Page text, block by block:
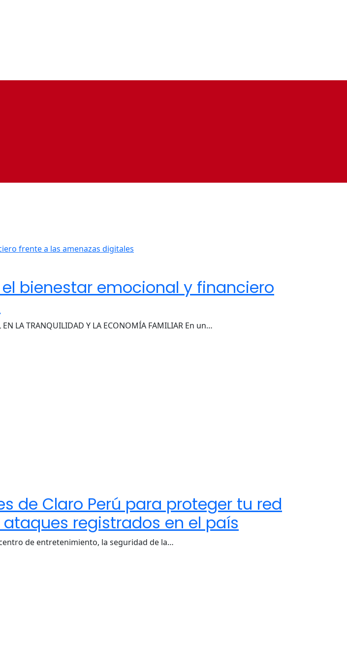
bienestar emocional y financiero
EN LA TRANQUILIDAD Y LA ECONOMÍA FAMILIAR En un…
de Claro Perú para proteger tu red
registrados en el país
de entretenimiento, la seguridad de la…